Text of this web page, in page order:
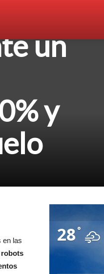
un
y
en las
robots
28°